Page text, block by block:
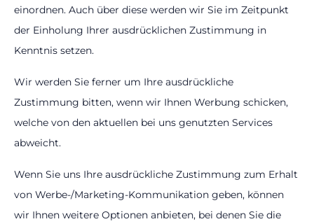
einordnen. Auch über diese werden wir Sie im Zeitpunkt
der Einholung Ihrer ausdrücklichen Zustimmung in
Kenntnis setzen.
Wir werden Sie ferner um Ihre ausdrückliche
Zustimmung bitten, wenn wir Ihnen Werbung schicken,
welche von den aktuellen bei uns genutzten Services
abweicht.
Wenn Sie uns Ihre ausdrückliche Zustimmung zum Erhalt
von Werbe-/Marketing-Kommunikation geben, können
wir Ihnen weitere Optionen anbieten, bei denen Sie die